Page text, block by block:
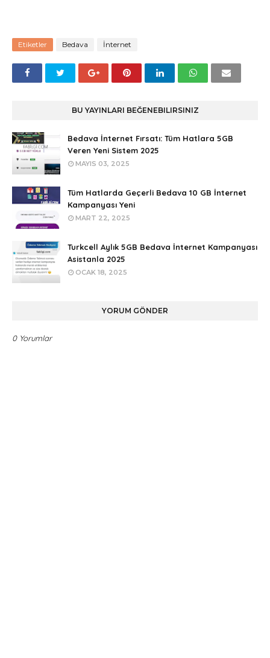
Etiketler Bedava İnternet
BU YAYINLARI BEĞENEBILIRSINIZ
Bedava İnternet Fırsatı: Tüm Hatlara 5GB
Veren Yeni Sistem 2025
MAYIS 03, 2025
Tüm Hatlarda Geçerli Bedava 10 GB İnternet
Kampanyası Yeni
MART 22, 2025
Turkcell Aylık 5GB Bedava İnternet Kampanyası
Asistanla 2025
OCAK 18, 2025
YORUM GÖNDER
0 Yorumlar